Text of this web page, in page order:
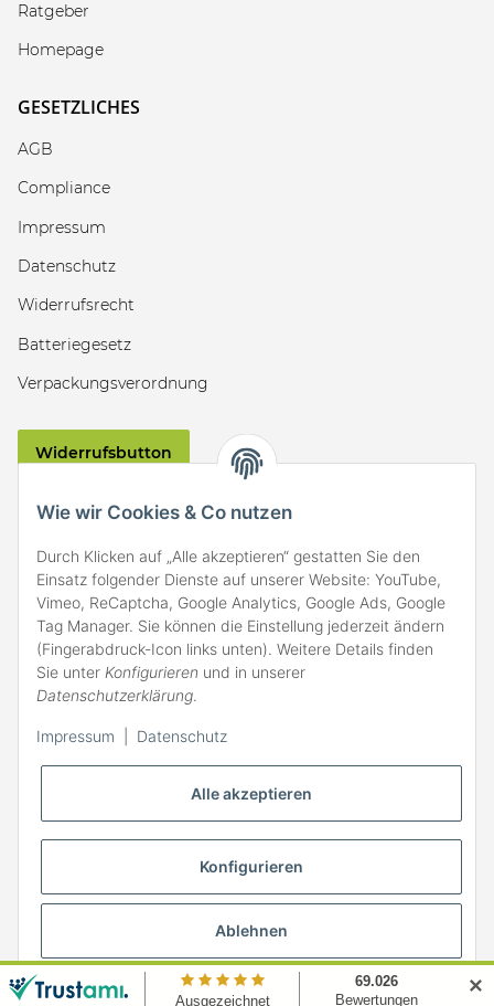
Alle akzeptieren
Konfigurieren
Ablehnen
Wie wir Cookies & Co nutzen
Durch Klicken auf „Alle akzeptieren“ gestatten Sie den
Einsatz folgender Dienste auf unserer Website: YouTube,
Vimeo, ReCaptcha, Google Analytics, Google Ads, Google
Tag Manager. Sie können die Einstellung jederzeit ändern
(Fingerabdruck-Icon links unten). Weitere Details finden
Sie unter Konfigurieren und in unserer
Datenschutzerklärung.
Impressum Datenschutz
Ratgeber
Homepage
GESETZLICHES
AGB
Compliance
Impressum
Datenschutz
Widerrufsrecht
Batteriegesetz
Verpackungsverordnung
Widerrufsbutton
ZAHLARTEN
* Alle Preise inkl. gesetzlicher MwSt., zzgl.
✕